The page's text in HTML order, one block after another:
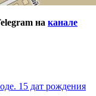
на канале
15 дат рождения